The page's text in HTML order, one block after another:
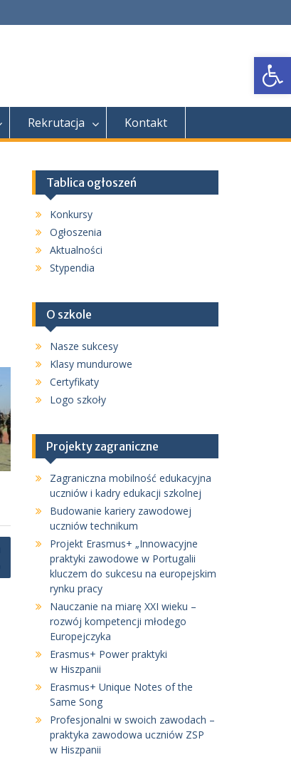
Rekrutacja Kontakt
Tablica ogłoszeń
Konkursy
Ogłoszenia
Aktualności
Stypendia
O szkole
Nasze sukcesy
Klasy mundurowe
Certyfikaty
Logo szkoły
Projekty zagraniczne
Zagraniczna mobilność edukacyjna
uczniów i kadry edukacji szkolnej
Budowanie kariery zawodowej
uczniów technikum
Projekt Erasmus+ „Innowacyjne
praktyki zawodowe w Portugalii
kluczem do sukcesu na europejskim
rynku pracy
Nauczanie na miarę XXI wieku –
rozwój kompetencji młodego
Europejczyka
Erasmus+ Power praktyki
w Hiszpanii
Erasmus+ Unique Notes of the
Same Song
Profesjonalni w swoich zawodach –
praktyka zawodowa uczniów ZSP
w Hiszpanii